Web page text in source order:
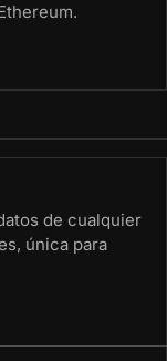
de cualquier
única para